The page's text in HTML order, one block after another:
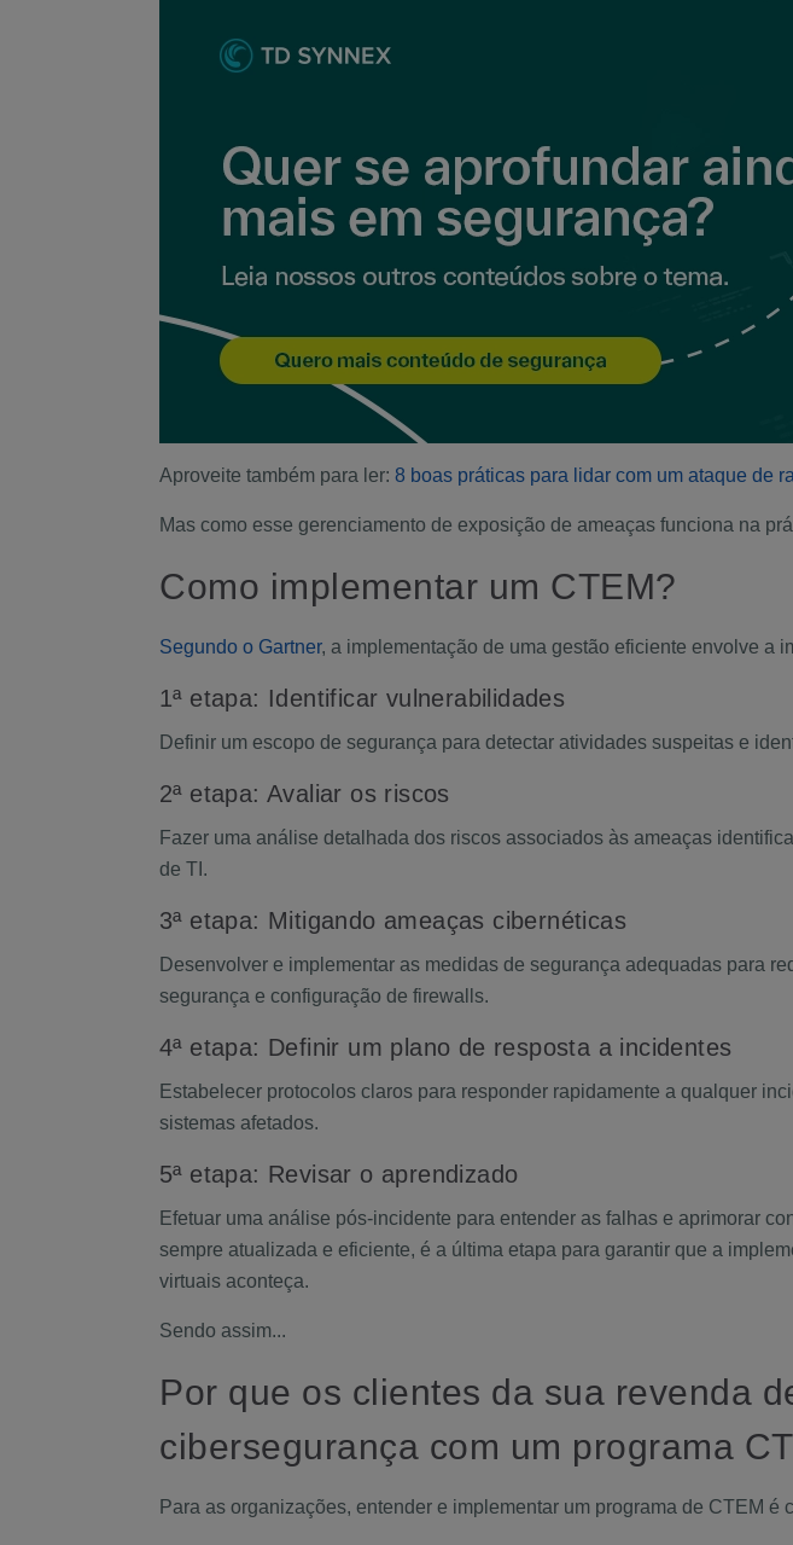
Aproveite também para ler: 8 boas práticas para lidar com um ataque de
Mas como esse gerenciamento de exposição de ameaças funciona na
Como implementar um CTEM?
Segundo o Gartner, a implementação de uma gestão eficiente envolve a
1ª etapa: Identificar vulnerabilidades
Definir um escopo de segurança para detectar atividades suspeitas e
2ª etapa: Avaliar os riscos
Fazer uma análise detalhada dos riscos associados às ameaças
de TI.
3ª etapa: Mitigando ameaças cibernéticas
Desenvolver e implementar as medidas de segurança adequadas para
segurança e configuração de firewalls.
4ª etapa: Definir um plano de resposta a incidentes
Estabelecer protocolos claros para responder rapidamente a qualquer
sistemas afetados.
5ª etapa: Revisar o aprendizado
Efetuar uma análise pós-incidente para entender as falhas e aprimorar
sempre atualizada e eficiente, é a última etapa para garantir que a
virtuais aconteça.
Sendo assim...
Por que os clientes da sua revenda
cibersegurança com um programa
Para as organizações, entender e implementar um programa de CTEM